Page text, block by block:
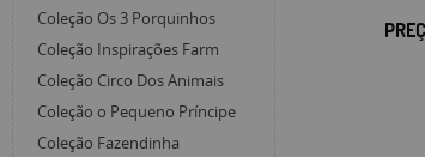
Coleção Os 3 Porquinhos
Coleção Inspirações Farm
Coleção Circo Dos Animais
Coleção o Pequeno Príncipe
Coleção Fazendinha